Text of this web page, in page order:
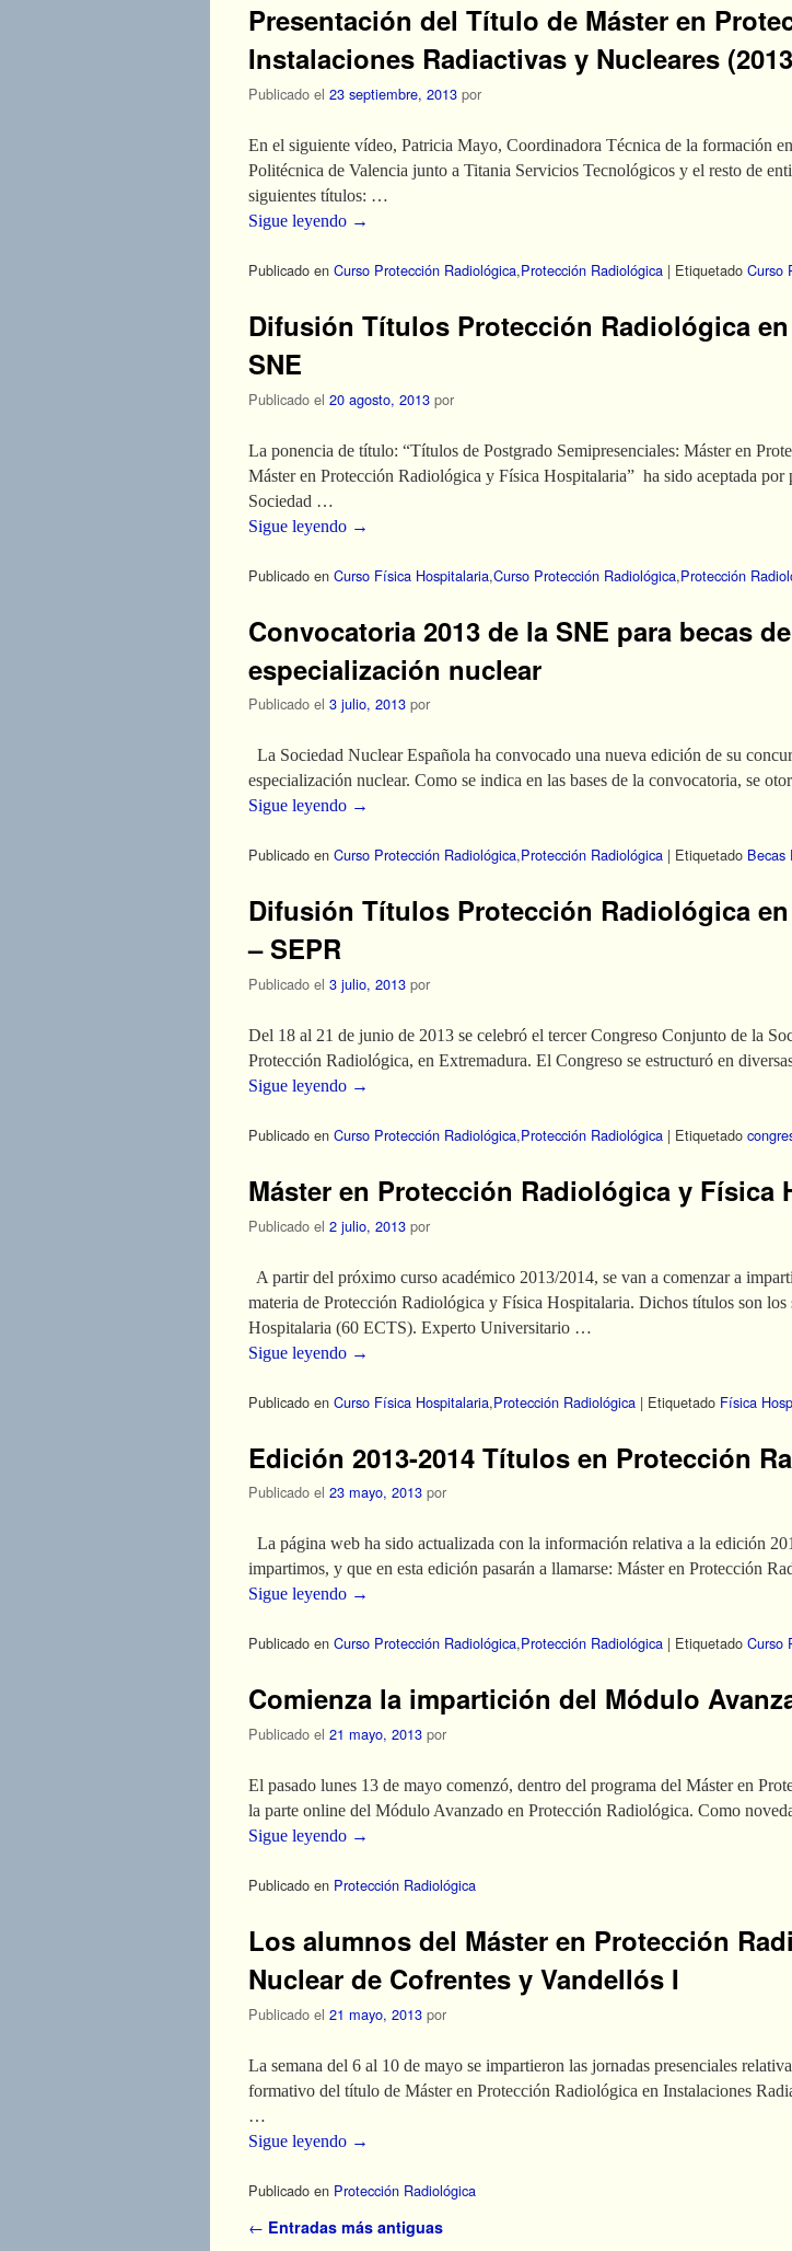
Presentación del Título de Máster en
Instalaciones Radiactivas y Nucleares
Publicado el 23 septiembre, 2013 por
En el siguiente vídeo, Patricia Mayo, Coordinadora Técnica de la formación
Politécnica de Valencia junto a Titania Servicios Tecnológicos y el resto de
siguientes títulos: …
Sigue leyendo →
Publicado en Curso Protección Radiológica,Protección Radiológica | Etiquetado Curso
Difusión Títulos Protección Radiológica
SNE
Publicado el 20 agosto, 2013 por
La ponencia de título: “Títulos de Postgrado Semipresenciales: Máster en
Máster en Protección Radiológica y Física Hospitalaria” ha sido aceptada
Sociedad …
Sigue leyendo →
Publicado en Curso Física Hospitalaria,Curso Protección Radiológica,Protección
Convocatoria 2013 de la SNE para becas
especialización nuclear
Publicado el 3 julio, 2013 por
La Sociedad Nuclear Española ha convocado una nueva edición de su
especialización nuclear. Como se indica en las bases de la convocatoria, se
Sigue leyendo →
Publicado en Curso Protección Radiológica,Protección Radiológica | Etiquetado Becas
Difusión Títulos Protección Radiológica
– SEPR
Publicado el 3 julio, 2013 por
Del 18 al 21 de junio de 2013 se celebró el tercer Congreso Conjunto de la
Protección Radiológica, en Extremadura. El Congreso se estructuró en
Sigue leyendo →
Publicado en Curso Protección Radiológica,Protección Radiológica | Etiquetado
Máster en Protección Radiológica y Física
Publicado el 2 julio, 2013 por
A partir del próximo curso académico 2013/2014, se van a comenzar a
materia de Protección Radiológica y Física Hospitalaria. Dichos títulos son
Hospitalaria (60 ECTS). Experto Universitario …
Sigue leyendo →
Publicado en Curso Física Hospitalaria,Protección Radiológica | Etiquetado Física
Edición 2013-2014 Títulos en Protección
Publicado el 23 mayo, 2013 por
La página web ha sido actualizada con la información relativa a la edición
impartimos, y que en esta edición pasarán a llamarse: Máster en Protección
Sigue leyendo →
Publicado en Curso Protección Radiológica,Protección Radiológica | Etiquetado Curso
Comienza la impartición del Módulo
Publicado el 21 mayo, 2013 por
El pasado lunes 13 de mayo comenzó, dentro del programa del Máster en
la parte online del Módulo Avanzado en Protección Radiológica. Como
Sigue leyendo →
Publicado en Protección Radiológica
Los alumnos del Máster en Protección
Nuclear de Cofrentes y Vandellós I
Publicado el 21 mayo, 2013 por
La semana del 6 al 10 de mayo se impartieron las jornadas presenciales
formativo del título de Máster en Protección Radiológica en Instalaciones
…
Sigue leyendo →
Publicado en Protección Radiológica
Navegador de artículos
← Entradas más antiguas